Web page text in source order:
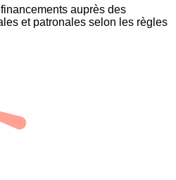
auprès des
et patronales selon les règles